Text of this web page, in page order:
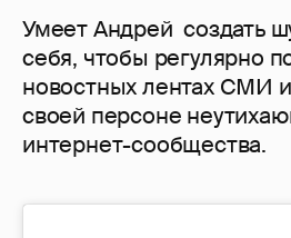
Умеет Андрей создать
себя, чтобы регулярно
новостных лентах СМИ
своей персоне
интернет-сообщества.